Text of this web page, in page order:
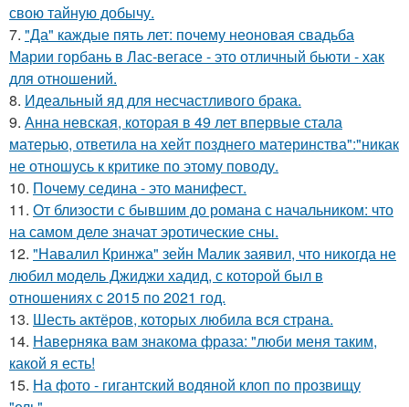
свою тайную добычу.
7. "Да" каждые пять лет: почему неоновая свадьба
Марии горбань в Лас-вегасе - это отличный бьюти - хак
для отношений.
8. Идеальный яд для несчастливого брака.
9. Анна невская, которая в 49 лет впервые стала
матерью, ответила на хейт позднего материнства":"никак
не отношусь к критике по этому поводу.
10. Почему седина - это манифест.
11. От близости с бывшим до романа с начальником: что
на самом деле значат эротические сны.
12. "Навалил Кринжа" зейн Малик заявил, что никогда не
любил модель Джиджи хадид, с которой был в
отношениях с 2015 по 2021 год.
13. Шесть актёров, которых любила вся страна.
14. Hаверняка вам знакома фраза: "люби меня таким,
какой я есть!
15. На фото - гигантский водяной клоп по прозвищу